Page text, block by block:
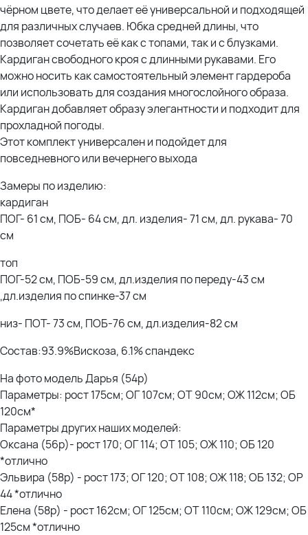
чёрном цвете, что делает её универсальной и подходящей
для различных случаев. Юбка средней длины, что
позволяет сочетать её как с топами, так и с блузками.
Кардиган свободного кроя с длинными рукавами. Его
можно носить как самостоятельный элемент гардероба
или использовать для создания многослойного образа.
Кардиган добавляет образу элегантности и подходит для
прохладной погоды.
Этот комплект универсален и подойдет для
повседневного или вечернего выхода
Замеры по изделию:
кардиган
ПОГ- 61 см, ПОБ- 64 см, дл. изделия- 71 см, дл. рукава- 70
см
топ
ПОГ-52 см, ПОБ-59 см, дл.изделия по переду-43 см
,дл.изделия по спинке-37 см
низ- ПОТ- 73 см, ПОБ-76 см, дл.изделия-82 см
Состав:93.9%Вискоза, 6.1% спандекс
На фото модель Дарья (54р)
Параметры: рост 175см; ОГ 107см; ОТ 90см; ОЖ 112см; ОБ
120см*
Параметры других наших моделей:
Оксана (56р)- рост 170; ОГ 114; ОТ 105; ОЖ 110; ОБ 120
*отлично
Эльвира (58р) - рост 173; ОГ 120; ОТ 108; ОЖ 118; ОБ 132; ОР
44 *отлично
Елена (58р) - рост 162см; ОГ 125см; ОТ 110см; ОЖ 129см; ОБ
125см *отлично